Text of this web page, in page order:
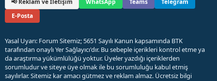
📢 Reklam ve İletişim WhatsApp Teams
Telegram
E-Posta
Yasal Uyarı: Forum Sitemiz; 5651 Sayılı Kanun kapsamında BTK
tarafından onaylı Yer Sağlayıcı'dır. Bu sebeple içerikleri kontrol etme ya
da araştırma yükümlülüğü yoktur. Üyeler yazdığı içeriklerden
sorumludur ve siteye üye olmak ile bu sorumluluğu kabul etmiş
sayılırlar. Sitemiz kar amacı gütmez ve reklam almaz. Ücretsiz bilgi